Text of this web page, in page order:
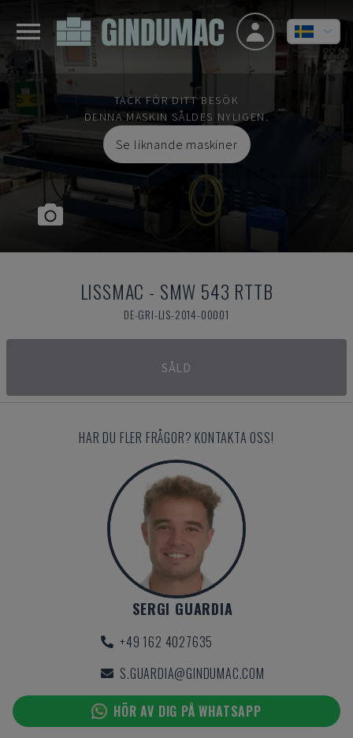
TACK FÖR DITT BESÖK
DENNA MASKIN SÅLDES NYLIGEN.
Se liknande maskiner
LISSMAC - SMW 543 RTTB
DE-GRI-LIS-2014-00001
SÅLD
HAR DU FLER FRÅGOR? KONTAKTA OSS!
SERGI GUARDIA
+49 162 4027635
S.GUARDIA@GINDUMAC.COM
HÖR AV DIG PÅ WHATSAPP